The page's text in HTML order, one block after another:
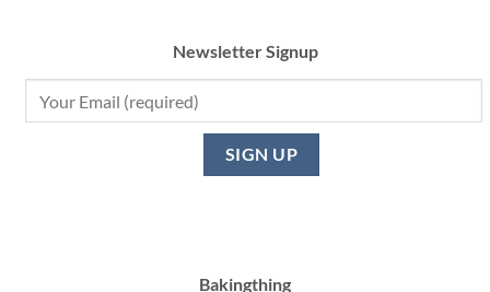
Newsletter Signup
Bakingthing